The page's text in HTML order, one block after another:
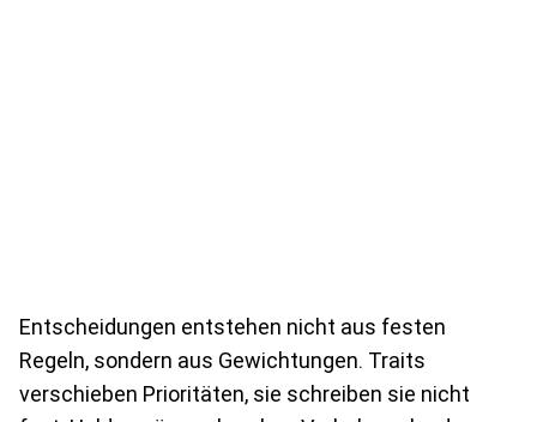
Entscheidungen entstehen nicht aus festen
Regeln, sondern aus Gewichtungen. Traits
verschieben Prioritäten, sie schreiben sie nicht